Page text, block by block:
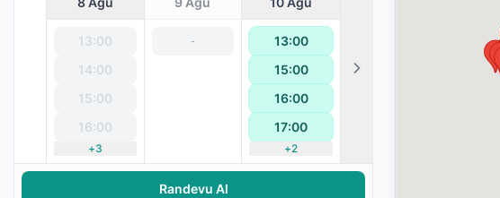
13:00
14:00
15:00
16:00
+3
-
13:00
15:00
16:00
17:00
+2
Randevu Al